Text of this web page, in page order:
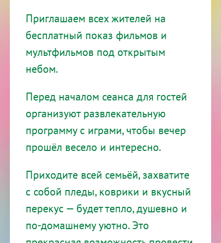
Приглашаем всех жителей на
бесплатный показ фильмов и
мультфильмов под открытым
небом.
Перед началом сеанса для гостей
организуют развлекательную
программу с играми, чтобы вечер
прошёл весело и интересно.
Приходите всей семьёй, захватите
с собой пледы, коврики и вкусный
перекус — будет тепло, душевно и
по-домашнему уютно. Это